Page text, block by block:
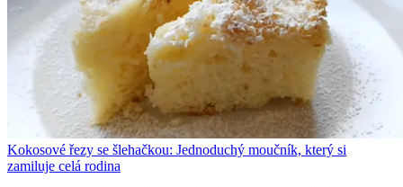
Kokosové řezy se šlehačkou: Jednoduchý moučník, který si
zamiluje celá rodina